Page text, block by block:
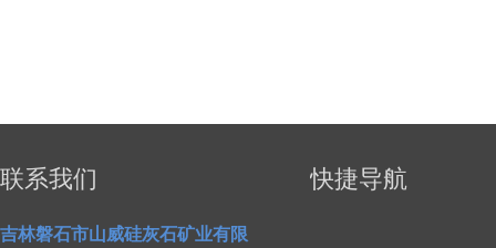
联系我们
吉林磐石市山威硅灰石矿业有限
快捷导航